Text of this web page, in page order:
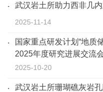
武汉岩土所助力西非几
2025-11-14
国家重点研发计划“地质
2025年度研究进展交流
2025-10-20
武汉岩土所珊瑚礁灰岩